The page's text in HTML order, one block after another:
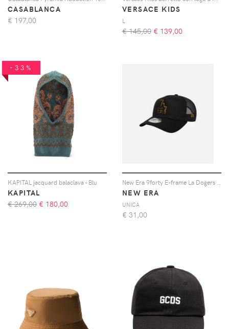
CASABLANCA
€ 197,00
VERSACE KIDS
L
€ 145,00 € 139,00
-33%
KAPITAL jacquard balaclava - Blu
KAPITAL
€ 269,00 € 180,00
NEW ERA
UNICA
€ 31,00